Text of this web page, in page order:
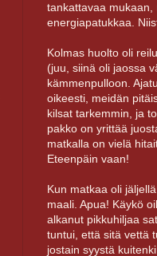
tankattavaa
energiapatukkaa.
Kolmas huolto oli
(juu, siinä oli jaossa
kämmenpulloon.
oikeesti, meidän
kilsat tarkemmin, ja
pakko on yrittää
matkalla on vielä
Eteenpäin vaan!
Kun matkaa oli
maali. Apua! Käykö
alkanut pikkuhiljaa
tuntui, että sitä vettä
jostain syystä